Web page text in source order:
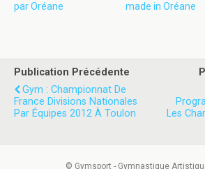
par Oréane
made in Oréane
Publication Précédente
Gym : Championnat De
France Divisions Nationales
Par Équipes 2012 À Toulon
Les
© Gymsport - Gymnastique